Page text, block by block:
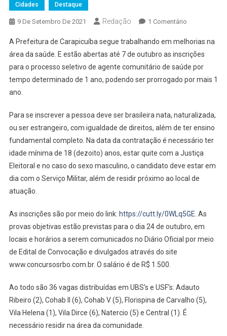
Cidades Destaque
9 De Setembro De 2021 Redação 1 ComentárioEm
Abre
Vagas
Para
Contratação
Comunitários
De
Saúde
A Prefeitura de Carapicuíba segue trabalhando em melhorias na
área da saúde. E estão abertas até 7 de outubro as inscrições
para o processo seletivo de agente comunitário de saúde por
tempo determinado de 1 ano, podendo ser prorrogado por mais 1
ano.
Para se inscrever a pessoa deve ser brasileira nata, naturalizada,
ou ser estrangeiro, com igualdade de direitos, além de ter ensino
fundamental completo. Na data da contratação é necessário ter
idade mínima de 18 (dezoito) anos, estar quite com a Justiça
Eleitoral e no caso do sexo masculino, o candidato deve estar em
dia com o Serviço Militar, além de residir próximo ao local de
atuação.
As inscrições são por meio do link: https://cutt.ly/0WLq5GE . As
provas objetivas estão previstas para o dia 24 de outubro, em
locais e horários a serem comunicados no Diário Oficial por meio
de Edital de Convocação e divulgados através do site
www.concursosrbo.com.br. O salário é de R$ 1.500.
Ao todo são 36 vagas distribuídas em UBS’s e USF’s: Adauto
Ribeiro (2), Cohab II (6), Cohab V (5), Florispina de Carvalho (5),
Vila Helena (1), Vila Dirce (6), Natercio (5) e Central (1). É
necessário residir na área da comunidade.